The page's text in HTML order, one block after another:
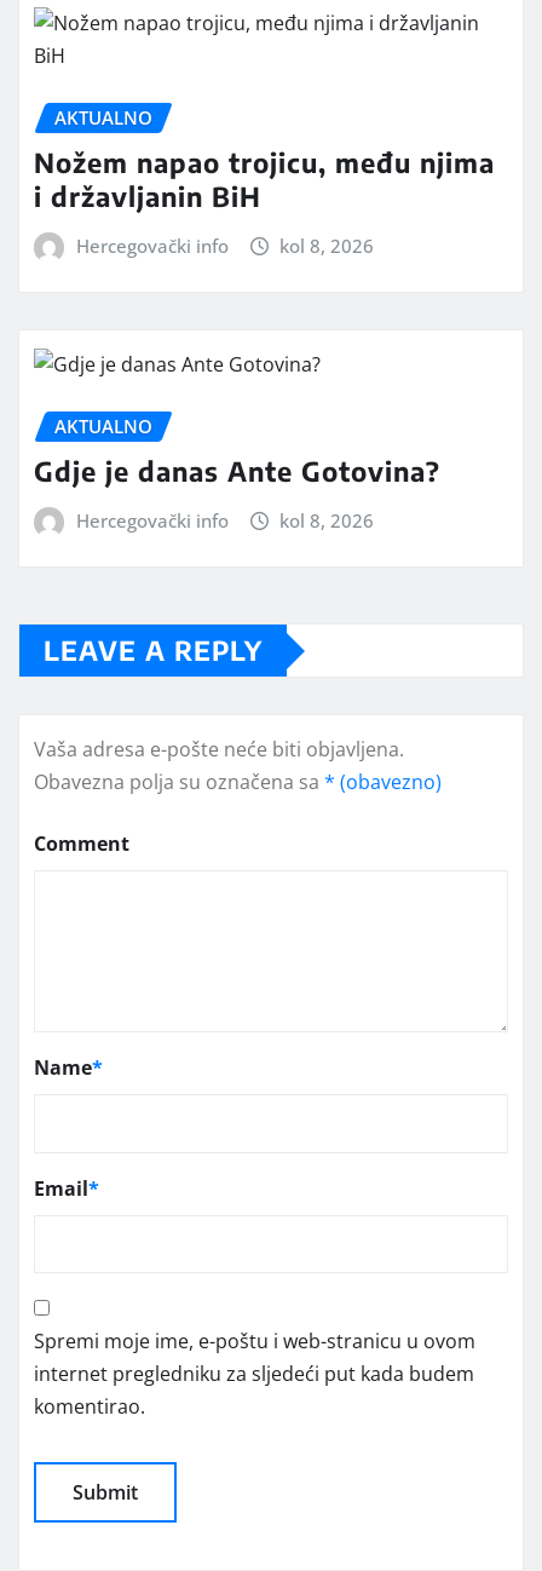
AKTUALNO
Nožem napao trojicu, među njima
i državljanin BiH
Hercegovački info kol 8, 2026
AKTUALNO
Gdje je danas Ante Gotovina?
Hercegovački info kol 8, 2026
LEAVE A REPLY
Vaša adresa e-pošte neće biti objavljena.
Obavezna polja su označena sa * (obavezno)
Comment
Name*
Email*
Spremi moje ime, e-poštu i web-stranicu u ovom
internet pregledniku za sljedeći put kada budem
komentirao.